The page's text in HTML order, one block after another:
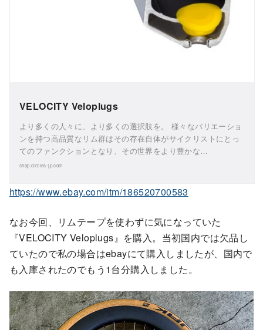
VELOCITY Veloplugs
より多くの人々に、より多くの選択肢を。 様々なバリエーショ
ンを持つ高品質なリム群はその存在自体がサイクリストにとっ
てのファンクションとなり、その世界をより豊かな…
shop.circles-jp.com
https://www.ebay.com/itm/186520700583
なお今回、リムテープを使わずに気になっていた
『VELOCITY Veloplugs』を購入。当初国内では欠品し
ていたので私の場合はebayにて購入しましたが、国内で
も入庫されたのでもう1台分購入しました。